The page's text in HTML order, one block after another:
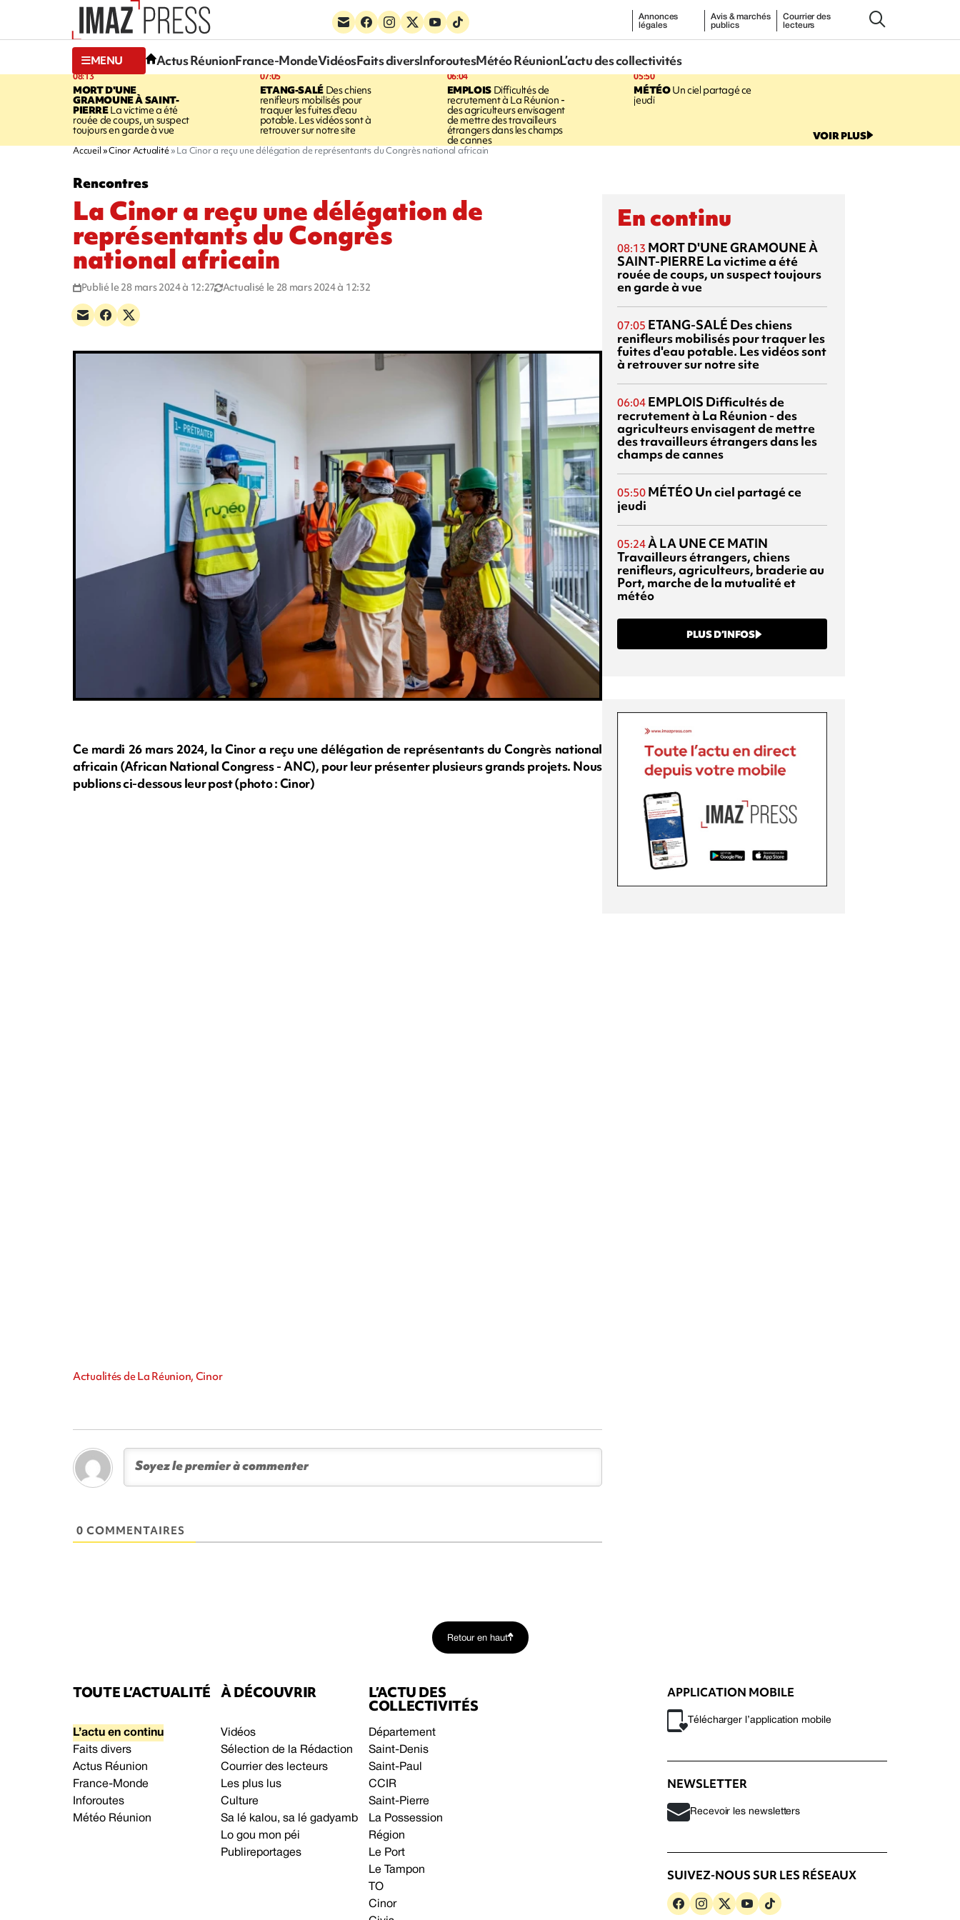
Annonces
légales
Avis & marchés
publics
Courrier des
lecteurs
MENU Actus RéunionFrance-MondeVidéosFaits diversInforoutesMétéo RéunionL’actu des collectivités
08:13
MORT D'UNE
GRAMOUNE À SAINT-
PIERRELa victime a été
rouée de coups, un suspect
toujours en garde à vue
07:05
ETANG-SALÉDes chiens
renifleurs mobilisés pour
traquer les fuites d'eau
potable. Les vidéos sont à
retrouver sur notre site
06:04
EMPLOISDifficultés de
recrutement à La Réunion -
des agriculteurs envisagent
de mettre des travailleurs
étrangers dans les champs
de cannes
05:50
MÉTÉOUn ciel partagé ce
jeudi
VOIR PLUS
Accueil Cinor Actualité La Cinor a reçu une délégation de représentants du Congrès national africain
Rencontres
La Cinor a reçu une délégation de
représentants du Congrès
national africain
Publié le 28 mars 2024 à 12:27 Actualisé le 28 mars 2024 à 12:32
Ce mardi 26 mars 2024, la Cinor a reçu une délégation de représentants du Congrès national
africain (African National Congress - ANC), pour leur présenter plusieurs grands projets. Nous
publions ci-dessous leur post (photo : Cinor)
Actualités de La Réunion, Cinor
0 COMMENTAIRES
En continu
08:13 MORT D'UNE GRAMOUNE À
SAINT-PIERRE La victime a été
rouée de coups, un suspect toujours
en garde à vue
07:05 ETANG-SALÉ Des chiens
renifleurs mobilisés pour traquer les
fuites d'eau potable. Les vidéos sont
à retrouver sur notre site
06:04 EMPLOIS Difficultés de
recrutement à La Réunion - des
agriculteurs envisagent de mettre
des travailleurs étrangers dans les
champs de cannes
05:50 MÉTÉOUn ciel partagé ce
jeudi
05:24À LA UNE CE MATIN
Travailleurs étrangers, chiens
renifleurs, agriculteurs, braderie au
Port, marche de la mutualité et
météo
PLUS D’INFOS
Retour en haut
TOUTE L’ACTUALITÉ
L’actu en continu
Faits divers
Actus Réunion
France-Monde
Inforoutes
Météo Réunion
À DÉCOUVRIR
Vidéos
Sélection de la Rédaction
Courrier des lecteurs
Les plus lus
Culture
Sa lé kalou, sa lé gadyamb
Lo gou mon péi
Publireportages
L’ACTU DES
COLLECTIVITÉS
Département
Saint-Denis
Saint-Paul
CCIR
Saint-Pierre
La Possession
Région
Le Port
Le Tampon
TO
Cinor
APPLICATION MOBILE
Télécharger l’application mobile
NEWSLETTER
Recevoir les newsletters
SUIVEZ-NOUS SUR LES RÉSEAUX